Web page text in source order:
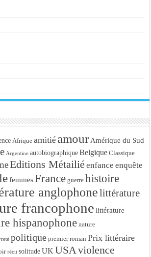
Afrique amitié amour Amérique du Sud
Argentine autobiographique Belgique Classique
Editions Métailié enfance enquête
femmes France guerre histoire
anglophonelittérature
francophone littérature
hispanophone nature
politique premier roman Prix littéraire
récit solitude UK USAviolence